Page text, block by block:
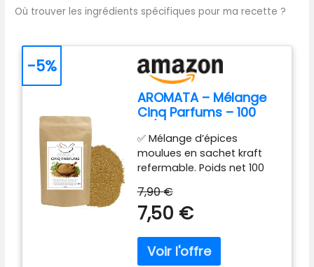
Où trouver les ingrédients spécifiques pour ma recette ?
AROMATA – Mélange
Cinq Parfums – 100
d’épices/Cuisine
asiatique/Aigre douce
✅ Mélange d’épices
moulues en sachet kraft
refermable. Poids net 100
conservateurs, il garantit
un goût pur et naturel. Ce
mélange traditionnel
associe : coriandre, fenouil,
anis, cannelle, poivre noir et
7,90 €
7,50 €
-5%